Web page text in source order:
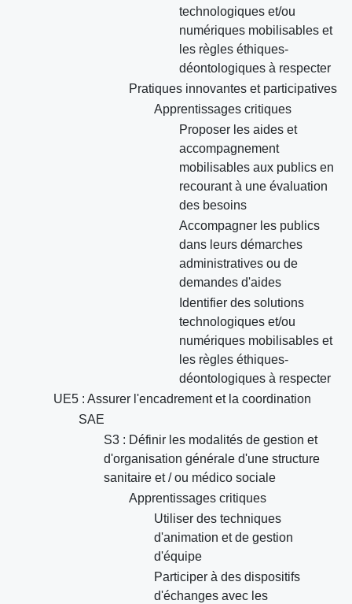
technologiques et/ou
numériques mobilisables et
les règles éthiques-
déontologiques à respecter
Pratiques innovantes et participatives
Apprentissages critiques
Proposer les aides et
accompagnement
mobilisables aux publics en
recourant à une évaluation
des besoins
Accompagner les publics
dans leurs démarches
administratives ou de
demandes d'aides
Identifier des solutions
technologiques et/ou
numériques mobilisables et
les règles éthiques-
déontologiques à respecter
UE5 : Assurer l'encadrement et la coordination
SAE
S3 : Définir les modalités de gestion et
d'organisation générale d'une structure
sanitaire et / ou médico sociale
Apprentissages critiques
Utiliser des techniques
d'animation et de gestion
d'équipe
Participer à des dispositifs
d'échanges avec les